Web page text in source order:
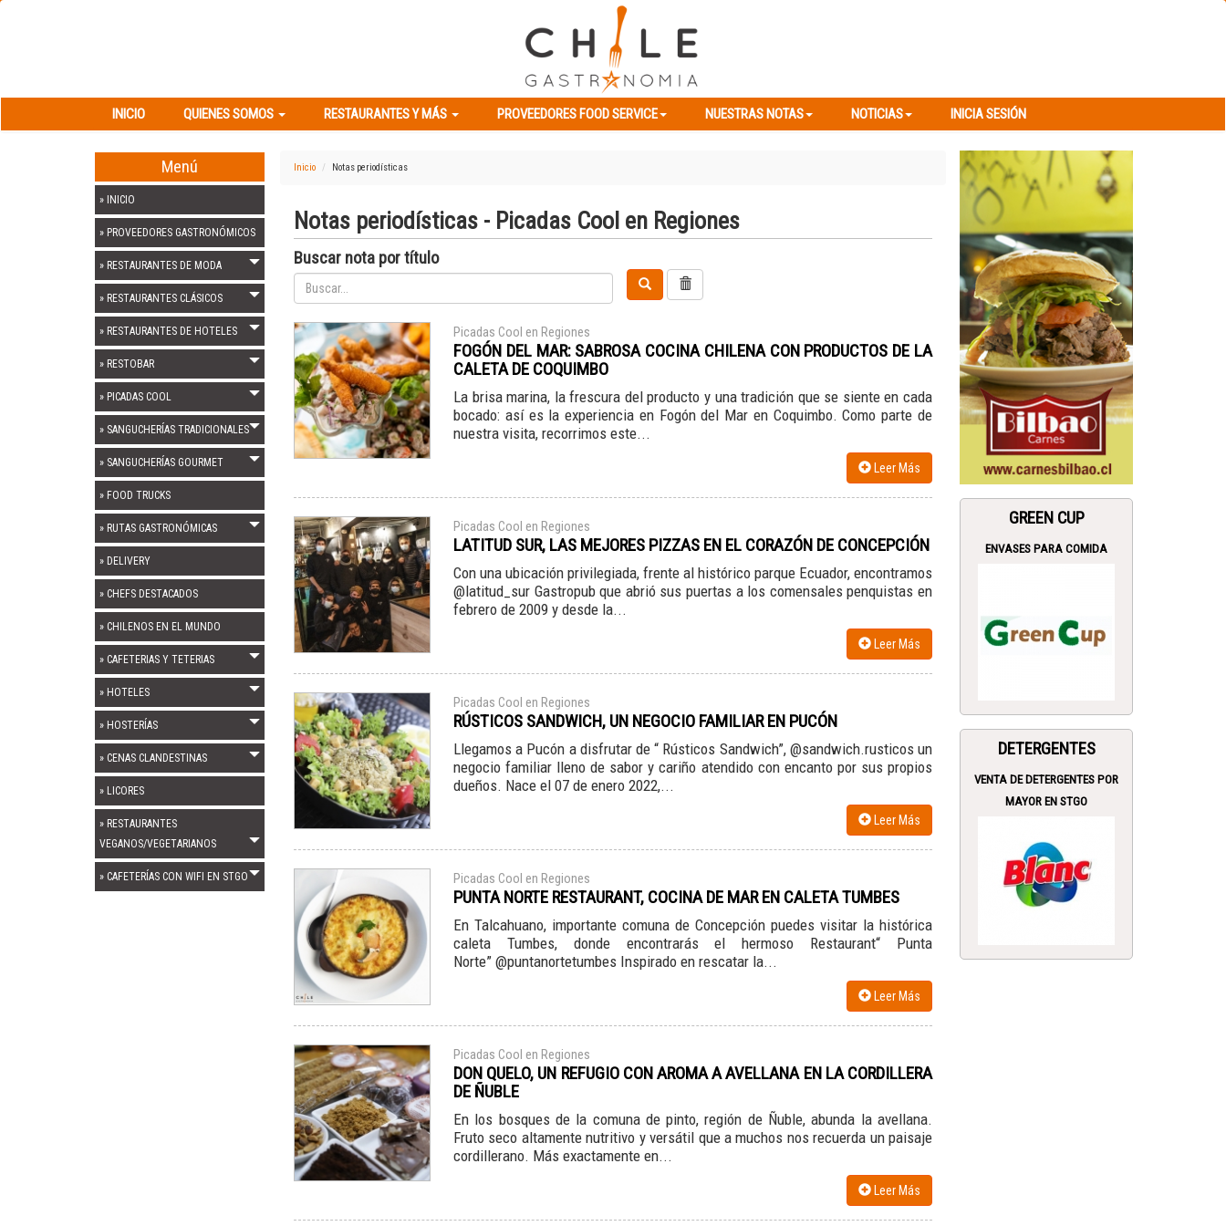
INICIO QUIENES SOMOS RESTAURANTES Y MÁS PROVEEDORES FOOD SERVICE NUESTRAS NOTAS NOTICIAS INICIA SESIÓN
PROVEEDORES FOOD SERVICE
Menú
» INICIO
» PROVEEDORES GASTRONÓMICOS
» RESTAURANTES DE MODA
» RESTAURANTES CLÁSICOS
» RESTAURANTES DE HOTELES
» RESTOBAR
» PICADAS COOL
» SANGUCHERÍAS TRADICIONALES
» SANGUCHERÍAS GOURMET
» FOOD TRUCKS
» RUTAS GASTRONÓMICAS
» DELIVERY
» CHEFS DESTACADOS
» CHILENOS EN EL MUNDO
» CAFETERIAS Y TETERIAS
» HOTELES
» HOSTERÍAS
» CENAS CLANDESTINAS
» LICORES
» RESTAURANTES
VEGANOS/VEGETARIANOS
» CAFETERÍAS CON WIFI EN STGO
Inicio Notas periodísticas
Notas periodísticas - Picadas Cool en Regiones
Buscar nota por título
Picadas Cool en Regiones
FOGÓN DEL MAR: SABROSA COCINA CHILENA CON PRODUCTOS DE LA
CALETA DE COQUIMBO
La brisa marina, la frescura del producto y una tradición que se siente en cada
bocado: así es la experiencia en Fogón del Mar en Coquimbo. Como parte de
nuestra visita, recorrimos este...
Leer Más
Picadas Cool en Regiones
LATITUD SUR, LAS MEJORES PIZZAS EN EL CORAZÓN DE CONCEPCIÓN
Con una ubicación privilegiada, frente al histórico parque Ecuador, encontramos
@latitud_sur Gastropub que abrió sus puertas a los comensales penquistas en
febrero de 2009 y desde la...
Leer Más
Picadas Cool en Regiones
RÚSTICOS SANDWICH, UN NEGOCIO FAMILIAR EN PUCÓN
Llegamos a Pucón a disfrutar de “ Rústicos Sandwich”, @sandwich.rusticos un
negocio familiar lleno de sabor y cariño atendido con encanto por sus propios
dueños. Nace el 07 de enero 2022,...
Leer Más
Picadas Cool en Regiones
PUNTA NORTE RESTAURANT, COCINA DE MAR EN CALETA TUMBES
En Talcahuano, importante comuna de Concepción puedes visitar la histórica
caleta Tumbes, donde encontrarás el hermoso Restaurant“ Punta
Norte” @puntanortetumbes Inspirado en rescatar la...
Leer Más
Picadas Cool en Regiones
DON QUELO, UN REFUGIO CON AROMA A AVELLANA EN LA CORDILLERA
DE ÑUBLE
En los bosques de la comuna de pinto, región de Ñuble, abunda la avellana.
Fruto seco altamente nutritivo y versátil que a muchos nos recuerda un paisaje
cordillerano. Más exactamente en...
Leer Más
GREEN CUP
ENVASES PARA COMIDA
DETERGENTES
VENTA DE DETERGENTES POR
MAYOR EN STGO